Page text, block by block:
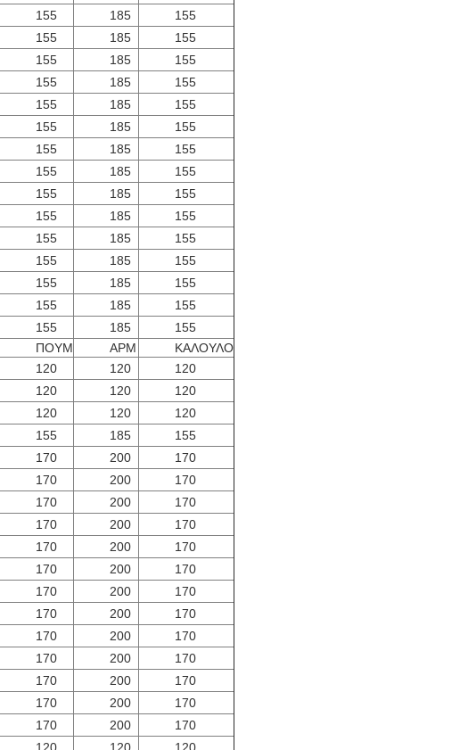
155 185
155
155 185
155
155 185
155
155 185
155
155 185
155
155 185
155
155 185
155
155 185
155
155 185
155
155 185
155
155 185
155
155 185
155
155 185
155
155 185
155
155 185
155
ΠΟΥΜ ΑΡΜ
ΚΑΛΟΥΛΟ
120 120
120
120 120
120
120 120
120
155 185
155
170 200
170
170 200
170
170 200
170
170 200
170
170 200
170
170 200
170
170 200
170
170 200
170
170 200
170
170 200
170
170 200
170
170 200
170
170 200
170